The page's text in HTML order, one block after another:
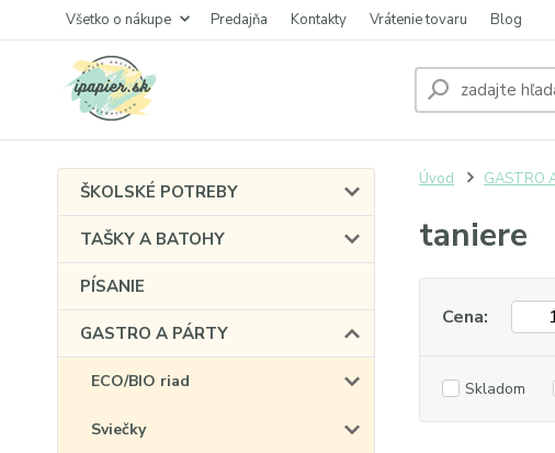
Všetko o nákupe Predajňa Kontakty Vrátenie tovaru Blog
ŠKOLSKÉ POTREBY
TAŠKY A BATOHY
PÍSANIE
GASTRO A PÁRTY
ECO/BIO riad
Sviečky
Úvod GASTRO
taniere
Cena:
Skladom